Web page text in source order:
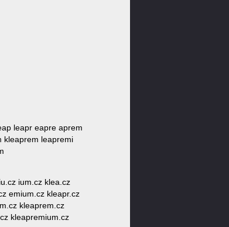
leapr eapre aprem
kleaprem leapremi
ium.cz klea.cz
emium.cz kleapr.cz
kleaprem.cz
kleapremium.cz